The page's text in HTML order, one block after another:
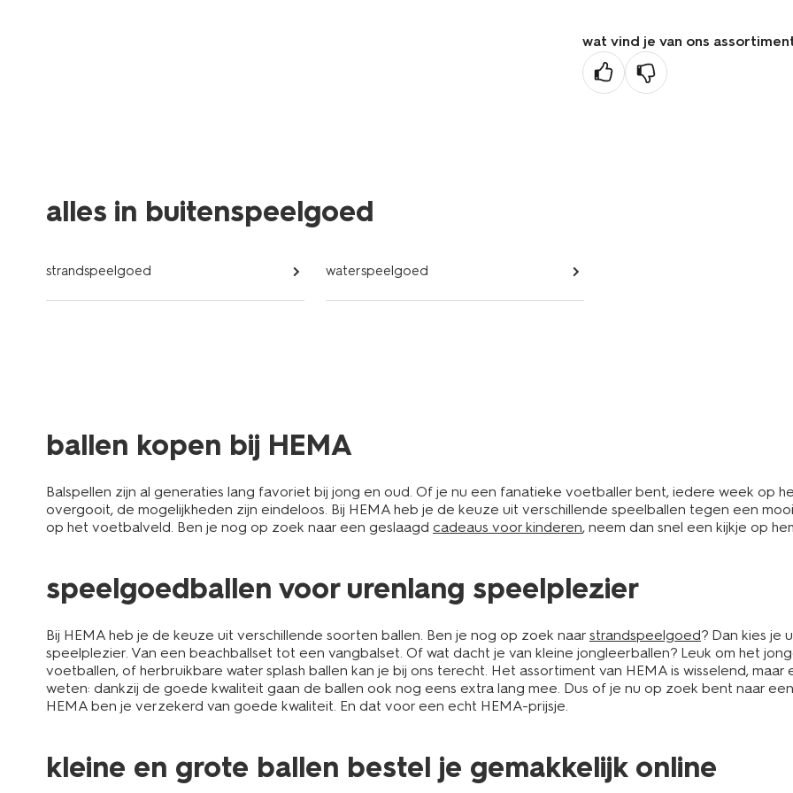
wat vind je van ons
alles in buitenspeelgoed
strandspeelgoed waterspeelgoed
ballen kopen bij HEMA
Balspellen zijn al generaties lang favoriet bij jong en oud. Of je nu een fanatieke voetballer bent, iedere week op
overgooit, de mogelijkheden zijn eindeloos. Bij HEMA heb je de keuze uit verschillende speelballen tegen een
op het voetbalveld. Ben je nog op zoek naar een geslaagd cadeaus voor kinderen, neem dan snel een kijkje op
speelgoedballen voor urenlang speelplezier
Bij HEMA heb je de keuze uit verschillende soorten ballen. Ben je nog op zoek naar strandspeelgoed? Dan kies je
speelplezier. Van een beachballset tot een vangbalset. Of wat dacht je van kleine jongleerballen? Leuk om het
voetballen, of herbruikbare water splash ballen kan je bij ons terecht. Het assortiment van HEMA is wisselend, maar
weten: dankzij de goede kwaliteit gaan de ballen ook nog eens extra lang mee. Dus of je nu op zoek bent naar
HEMA ben je verzekerd van goede kwaliteit. En dat voor een echt HEMA-prijsje.
kleine en grote ballen bestel je gemakkelijk online